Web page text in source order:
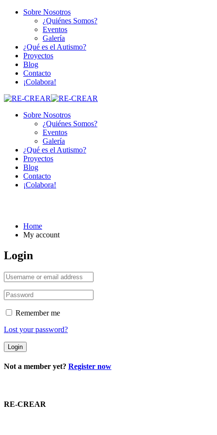
Sobre Nosotros
¿Quiénes Somos?
Eventos
Galería
¿Qué es el Autismo?
Proyectos
Blog
Contacto
¡Colabora!
Sobre Nosotros
¿Quiénes Somos?
Eventos
Galería
¿Qué es el Autismo?
Proyectos
Blog
Contacto
¡Colabora!
Home
My account
Login
Remember me
Lost your password?
Not a member yet? Register now
RE-CREAR